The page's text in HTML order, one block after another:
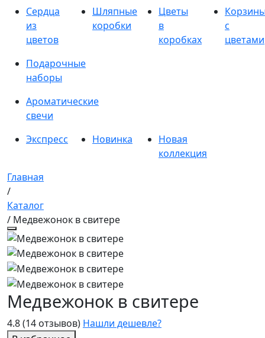
Сердца
из
цветов
Шляпные
коробки
Цветы
в
коробках
с
цветами
Подарочные
наборы
Ароматические
свечи
Экспресс
Новинка
Новая
коллекция
Главная
/
Каталог
/ Медвежонок в свитере
4.8(14 отзывов) Нашли дешевле?
Медвежонок в свитере